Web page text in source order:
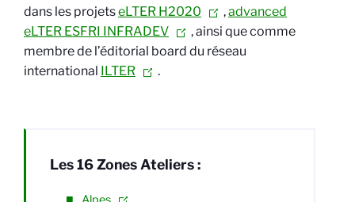
dans les projetseLTER H2020 ,advanced
eLTER ESFRI INFRADEV
, ainsi que comme
membre de l’éditorial board du réseau
international ILTER .
Les 16 Zones Ateliers :